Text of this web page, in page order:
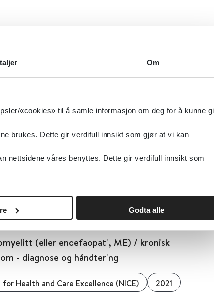
Om
«cookies» til å samle informasjon om deg for å kunne gi
brukes. Dette gir verdifull innsikt som gjør at vi kan
nettsidene våres benyttes. Dette gir verdifull innsikt som
Godta alle
fra psykisk helsevern for barn og unge
sykdommer - Nordic guidelines on the diagnosis
patients with Myeloproliferative Neoplasms
(eller encefaopati, ME) / kronisk
- diagnose og håndtering
Health and Care Excellence (NICE) 2021